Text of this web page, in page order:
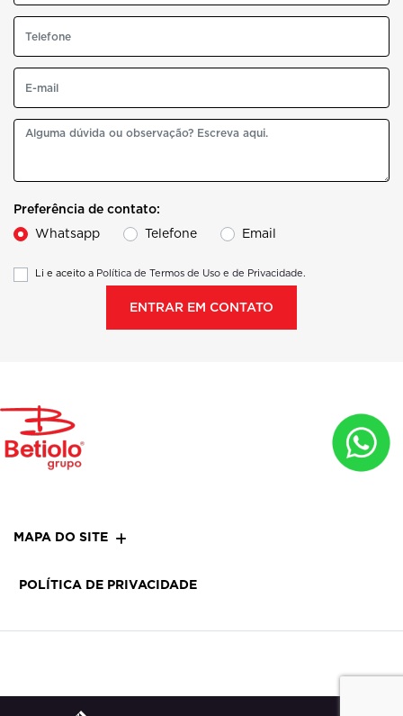
Preferência de contato:
Whatsapp
Telefone Email
Li e aceito a Política de Termos de Uso e de Privacidade.
ENTRAR EM CONTATO
MAPA DO SITE
POLÍTICA DE PRIVACIDADE